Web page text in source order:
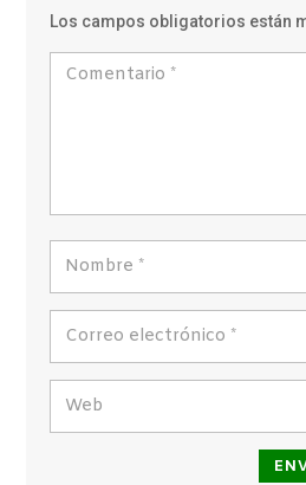
Los campos obligatorios están